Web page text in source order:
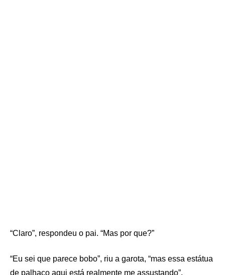
“Claro”, respondeu o pai. “Mas por que?”
“Eu sei que parece bobo”, riu a garota, “mas essa estátua
de palhaço aqui está realmente me assustando”.